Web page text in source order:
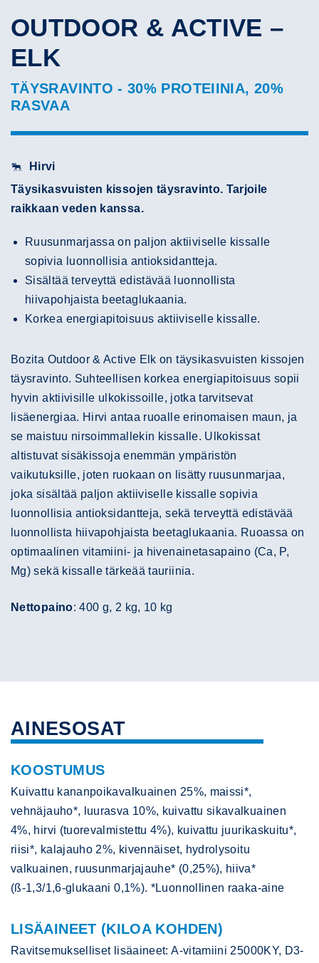
OUTDOOR & ACTIVE –
ELK
TÄYSRAVINTO - 30% PROTEIINIA, 20%
RASVAA
Hirvi
Täysikasvuisten kissojen täysravinto. Tarjoile
raikkaan veden kanssa.
Ruusunmarjassa on paljon aktiiviselle kissalle
sopivia luonnollisia antioksidantteja.
Sisältää terveyttä edistävää luonnollista
hiivapohjaista beetaglukaania.
Korkea energiapitoisuus aktiiviselle kissalle.
Bozita Outdoor & Active Elk on täysikasvuisten kissojen
täysravinto. Suhteellisen korkea energiapitoisuus sopii
hyvin aktiivisille ulkokissoille, jotka tarvitsevat
lisäenergiaa. Hirvi antaa ruoalle erinomaisen maun, ja
se maistuu nirsoimmallekin kissalle. Ulkokissat
altistuvat sisäkissoja enemmän ympäristön
vaikutuksille, joten ruokaan on lisätty ruusunmarjaa,
joka sisältää paljon aktiiviselle kissalle sopivia
luonnollisia antioksidantteja, sekä terveyttä edistävää
luonnollista hiivapohjaista beetaglukaania. Ruoassa on
optimaalinen vitamiini- ja hivenainetasapaino (Ca, P,
Mg) sekä kissalle tärkeää tauriinia.
Nettopaino: 400 g, 2 kg, 10 kg
AINESOSAT
KOOSTUMUS
Kuivattu kananpoikavalkuainen 25%, maissi*,
vehnäjauho*, luurasva 10%, kuivattu sikavalkuainen
4%, hirvi (tuorevalmistettu 4%), kuivattu juurikaskuitu*,
riisi*, kalajauho 2%, kivennäiset, hydrolysoitu
valkuainen, ruusunmarjajauhe* (0,25%), hiiva*
(ß-1,3/1,6-glukaani 0,1%). *Luonnollinen raaka-aine
LISÄAINEET (KILOA KOHDEN)
Ravitsemukselliset lisäaineet: A-vitamiini 25000KY, D3-